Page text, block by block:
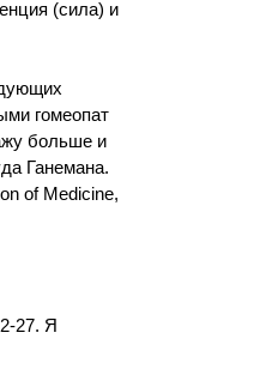
(сила) и
гомеопат
больше и
Ганемана.
of Medicine,
27. Я